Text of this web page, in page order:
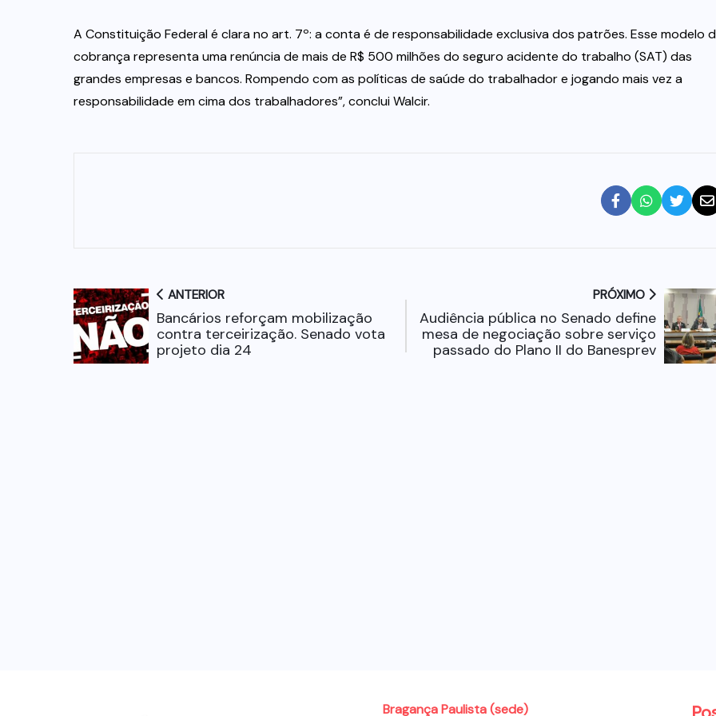
A Constituição Federal é clara no art. 7º: a conta é de responsabilidade exclusiva dos patrões. Esse modelo
cobrança representa uma renúncia de mais de R$ 500 milhões do seguro acidente do trabalho (SAT) das
grandes empresas e bancos. Rompendo com as políticas de saúde do trabalhador e jogando mais vez a
responsabilidade em cima dos trabalhadores”, conclui Walcir.
ANTERIOR
Bancários reforçam mobilização
contra terceirização. Senado vota
projeto dia 24
PRÓXIMO
Audiência pública no Senado define
mesa de negociação sobre serviço
passado do Plano II do Banesprev
Bragança Paulista (sede)